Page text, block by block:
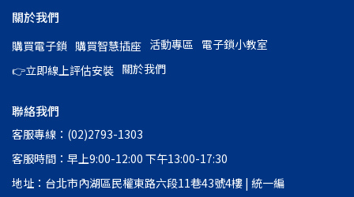
關於我們
購買電子鎖 購買智慧插座 活動專區 電子鎖小教室
👉立即線上評估安裝 關於我們
聯絡我們
客服專線：(02)2793-1303
客服時間：早上9:00-12:00 下午13:00-17:30
地址：台北市內湖區民權東路六段11巷43號4樓 | 統一編